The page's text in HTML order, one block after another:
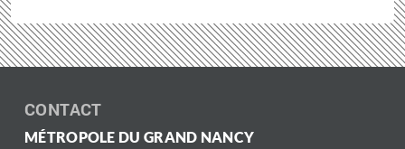
CONTACT
MÉTROPOLE DU GRAND NANCY